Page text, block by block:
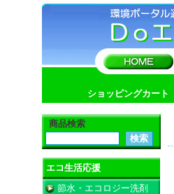
ショッピングカート
商品検索
エコ生活応援
節水・エコロジー洗剤